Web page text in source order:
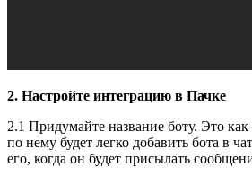
2. Настройте интеграцию в Пачке
2.1 Придумайте название боту. Это как
по нему будет легко добавить бота в
его, когда он будет присылать